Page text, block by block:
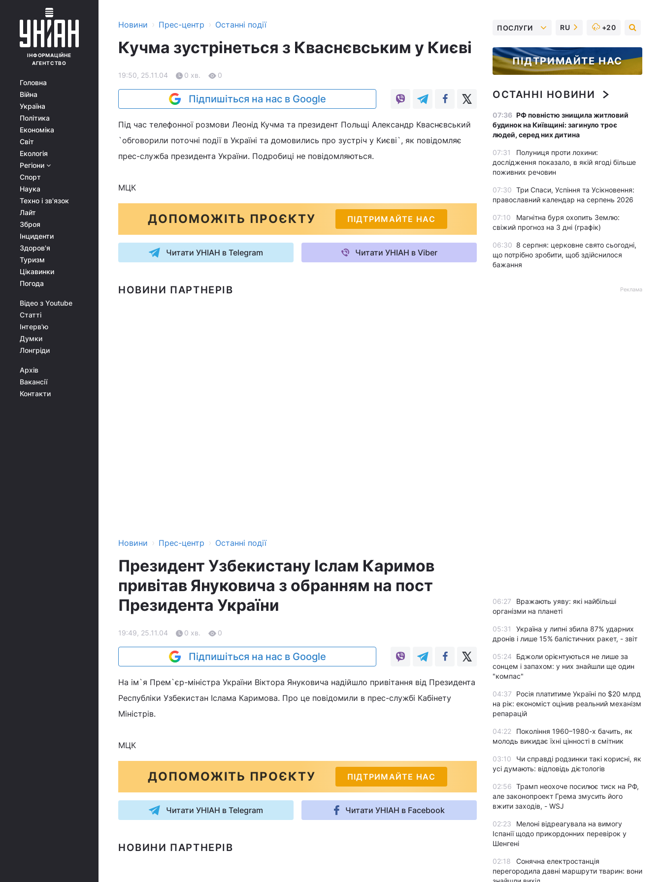
ІНФОРМАЦІЙНЕ
АГЕНТСТВО
Головна
Війна
Україна
Політика
Економіка
Світ
Екологія
Регіони
Спорт
Наука
Техно і зв'язок
Лайт
Зброя
Інциденти
Здоров'я
Туризм
Цікавинки
Погода
Відео з Youtube
Статті
Інтерв'ю
Думки
Лонгріди
Архів
Вакансії
Контакти
Новини › Прес-центр › Останні події
Кучма зустрінеться з Кваснєвським у Києві
19:50, 25.11.04 0 хв. 0
Підпишіться на нас в Google
Під час телефонної розмови Леонід Кучма та президент Польщі Александр Кваснєвський
`обговорили поточні події в Україні та домовились про зустріч у Києві`, як повідомляє
прес-служба президента України. Подробиці не повідомляються.
МЦК
ДОПОМОЖІТЬ ПРОЄКТУ ПІДТРИМАЙТЕ НАС
Читати УНІАН в Telegram Читати УНІАН в Viber
НОВИНИ ПАРТНЕРІВ
Новини › Прес-центр › Останні події
Президент Узбекистану Іслам Каримов
привітав Януковича з обранням на пост
Президента України
19:49, 25.11.04 0 хв. 0
Підпишіться на нас в Google
На ім`я Прем`єр-міністра України Віктора Януковича надійшло привітання від Президента
Республіки Узбекистан Іслама Каримова. Про це повідомили в прес-службі Кабінету
Міністрів.
МЦК
ДОПОМОЖІТЬ ПРОЄКТУ ПІДТРИМАЙТЕ НАС
Читати УНІАН в Telegram Читати УНІАН в Facebook
НОВИНИ ПАРТНЕРІВ
ПОСЛУГИ RU +20
ПІДТРИМАЙТЕ НАС
ОСТАННІ НОВИНИ
07:36 РФ повністю знищила житловий
будинок на Київщині: загинуло троє
людей, серед них дитина
07:31
Полуниця проти лохини:
дослідження показало, в якій ягоді більше
поживних речовин
07:30 Три Спаси, Успіння та Усікновення:
православний календар на серпень 2026
07:10
Магнітна буря охопить Землю:
свіжий прогноз на 3 дні (графік)
06:30 8 серпня: церковне свято сьогодні,
що потрібно зробити, щоб здійснилося
бажання
Реклама
06:27
Вражають уяву: які найбільші
організми на планеті
05:31
Україна у липні збила 87% ударних
дронів і лише 15% балістичних ракет, - звіт
05:24
Бджоли орієнтуються не лише за
сонцем і запахом: у них знайшли ще один
"компас"
04:37
Росія платитиме Україні по $20 млрд
на рік: економіст оцінив реальний механізм
репарацій
04:22
Покоління 1960–1980-х бачить, як
молодь викидає їхні цінності в смітник
03:10
Чи справді родзинки такі корисні, як
усі думають: відповідь дієтологів
02:56 Трамп неохоче посилює тиск на РФ,
але законопроект Грема змусить його
вжити заходів, - WSJ
02:23
Мелоні відреагувала на вимогу
Іспанії щодо прикордонних перевірок у
Шенгені
02:18
Сонячна електростанція
перегородила давні маршрути тварин: вони